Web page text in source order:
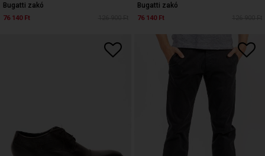
Bugatti zakó
76 140 Ft
Bugatti zakó
76 140 Ft